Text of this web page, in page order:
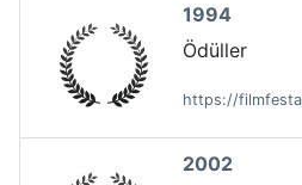
1994
Ödüller
https://
2002